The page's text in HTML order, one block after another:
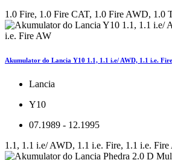
1.0 Fire, 1.0 Fire CAT, 1.0 Fire AWD, 1.0
Akumulator do Lancia Y10 1.1, 1.1 i.e/ AWD, 1.1 i.e.
Lancia
Y10
07.1989 - 12.1995
1.1, 1.1 i.e/ AWD, 1.1 i.e. Fire, 1.1 i.e. Fire